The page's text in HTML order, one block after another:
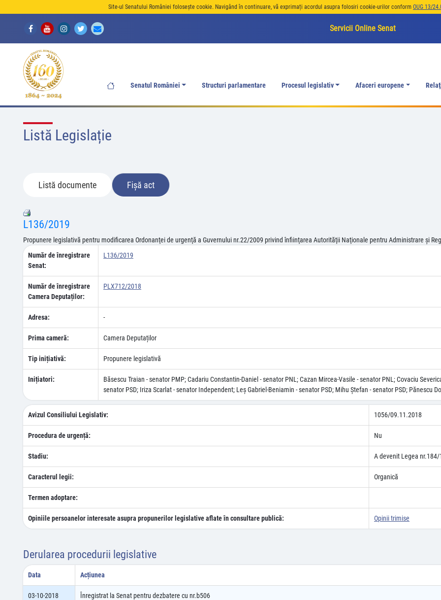
Site-ul Senatului României folosește cookie. Navigând în continuare, vă exprimați acordul asupra folosiri cookie-urilor conform OUG 13/
Servicii Online Senat
Senatul României Structuri parlamentare Procesul legislativ Afaceri europene
Listă Legislație
Listă documente Fișă act
L136/2019
Propunere legislativă pentru modificarea Ordonanţei de urgenţă a Guvernului nr.22/2009 privind înfiinţarea Autorităţii Naţionale pentru Administrare şi
Număr de înregistrare
Senat:
L136/2019
Număr de înregistrare
Camera Deputaților:
PLX712/2018
Adresa: -
Prima cameră: Camera Deputaților
Tip inițiativă: Propunere legislativă
Inițiatori:
Băsescu Traian - senator PMP; Cadariu Constantin-Daniel - senator PNL; Cazan Mircea-Vasile - senator PNL; Covaciu
senator PSD; Iriza Scarlat - senator Independent; Leş Gabriel-Beniamin - senator PSD; Mihu Ștefan - senator PSD; Pănescu
Avizul Consiliului Legislativ: 1056/09.11.2018
Procedura de urgență: Nu
Stadiu: A devenit Legea
Caracterul legii: Organică
Termen adoptare:
Opiniile persoanelor interesate asupra propunerilor legislative aflate în consultare publică: Opinii trimise
Derularea procedurii legislative
Data Acțiunea
03-10-2018 Înregistrat la Senat pentru dezbatere cu nr.b506